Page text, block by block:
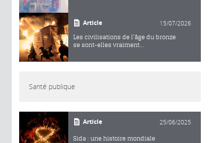
Article 15/07/2026
Les civilisations de l’âge du bronze
se sont-elles vraiment...
Santé publique
Article 25/06/2025
Sida : une histoire mondiale